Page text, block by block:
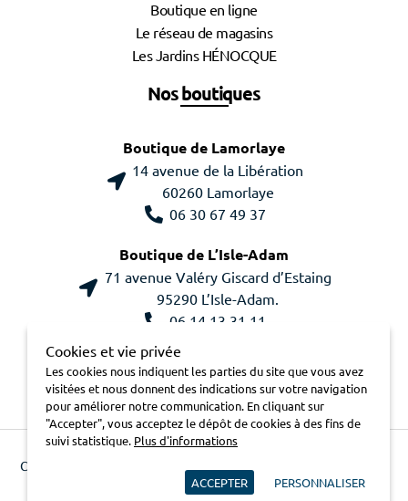
Boutique en ligne
Le réseau de magasins
Les Jardins HÉNOCQUE
Nos boutiques
Boutique de Lamorlaye
14 avenue de la Libération
60260 Lamorlaye
06 30 67 49 37
Boutique de L’Isle-Adam
71 avenue Valéry Giscard d’Estaing
95290 L’Isle-Adam.
06 14 13 31 11
Contactez-nous
Charte pour la protection des
Cookies et vie privée
Les cookies nous indiquent les parties du site que vous avez
visitées et nous donnent des indications sur votre navigation
pour améliorer notre communication. En cliquant sur
"Accepter", vous acceptez le dépôt de cookies à des fins de
suivi statistique. Plus d'informations
ACCEPTER PERSONNALISER